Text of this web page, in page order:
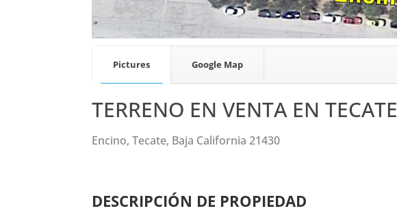
Pictures Google Map
TERRENO EN VENTA EN TECATE
Encino, Tecate, Baja California 21430
DESCRIPCIÓN DE PROPIEDAD